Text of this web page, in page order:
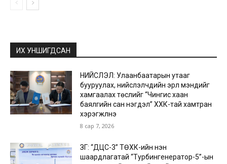
ИХ УНШИГДСАН
НИЙСЛЭЛ: Улаанбаатарын утааг
бууруулах, нийслэлчүүдийн эрүүл мэндийг
хамгаалах төслийг “Чингис хаан
баялгийн сан нэгдэл” ХХК-тай хамтран
хэрэгжүүлнэ
8 сар 7, 2026
ЗГ: “ДЦС-3” ТӨХК-ийн нэн
шаардлагатай “Турбингенератор-5”-ын